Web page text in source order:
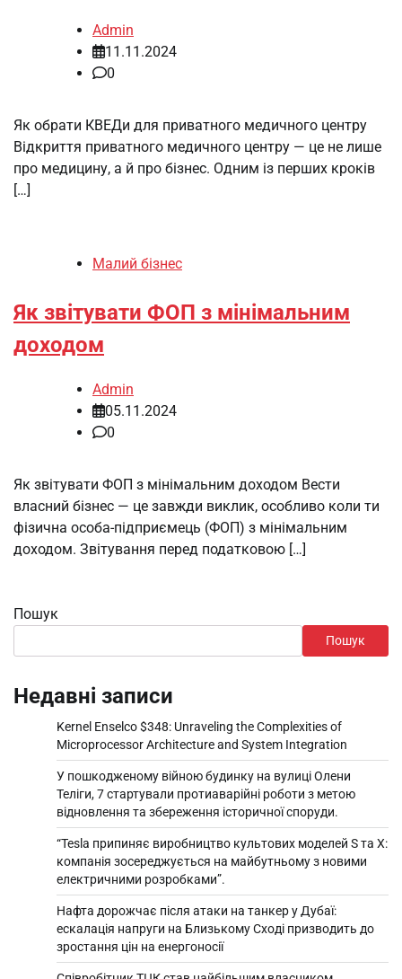
Admin
11.11.2024
0
Як обрати КВЕДи для приватного медичного центру
Відкриття приватного медичного центру — це не лише
про медицину, а й про бізнес. Одним із перших кроків
[…]
Малий бізнес
Як звітувати ФОП з мінімальним
доходом
Admin
05.11.2024
0
Як звітувати ФОП з мінімальним доходом Вести
власний бізнес — це завжди виклик, особливо коли ти
фізична особа-підприємець (ФОП) з мінімальним
доходом. Звітування перед податковою […]
Пошук
Пошук
Недавні записи
Kernel Enselco $348: Unraveling the Complexities of
Microprocessor Architecture and System Integration
У пошкодженому війною будинку на вулиці Олени
Теліги, 7 стартували протиаварійні роботи з метою
відновлення та збереження історичної споруди.
“Tesla припиняє виробництво культових моделей S та X:
компанія зосереджується на майбутньому з новими
електричними розробками”.
Нафта дорожчає після атаки на танкер у Дубаї:
ескалація напруги на Близькому Сході призводить до
зростання цін на енергоносії